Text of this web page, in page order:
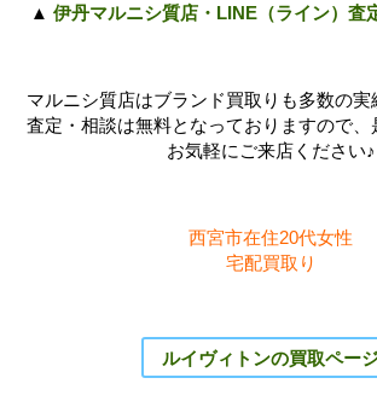
▲ 伊丹マルニシ質店・LINE（ライン）査
マルニシ質店はブランド買取りも多数の実
査定・相談は無料となっておりますので、
お気軽にご来店ください♪
西宮市在住20代女性
宅配買取り
ルイヴィトンの買取ペー